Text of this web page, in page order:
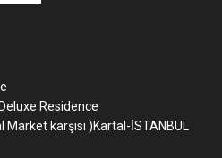
Residence
Market karşısı )Kartal-İSTANBUL